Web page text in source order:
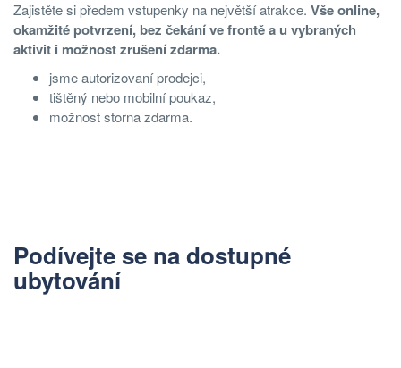
Zajistěte si předem vstupenky na největší atrakce. Vše online,
okamžité potvrzení, bez čekání ve frontě a u vybraných
aktivit i možnost zrušení zdarma.
jsme autorizovaní prodejci,
tištěný nebo mobilní poukaz,
možnost storna zdarma.
Podívejte se na dostupné
ubytování